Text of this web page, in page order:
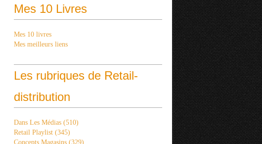
Mes 10 Livres
Mes 10 livres
Mes meilleurs liens
Les rubriques de Retail-
distribution
Dans Les Médias (510)
Retail Playlist (345)
Concepts Magasins (329)